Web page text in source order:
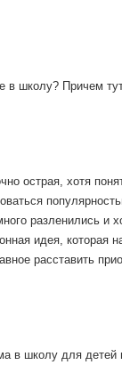
школу? Причем
острая, хотя
разленились и
идея, которая
расставить
в школу для детей